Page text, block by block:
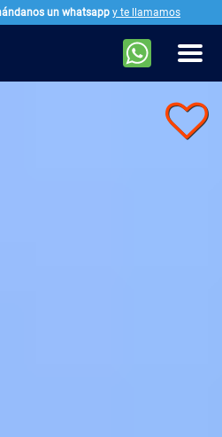
un whatsapp y te llamamos